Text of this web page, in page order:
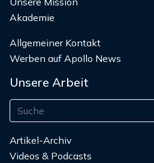
Akademie
Allgemeiner Kontakt
Werben auf Apollo News
Unsere Arbeit
Artikel-Archiv
Videos & Podcasts